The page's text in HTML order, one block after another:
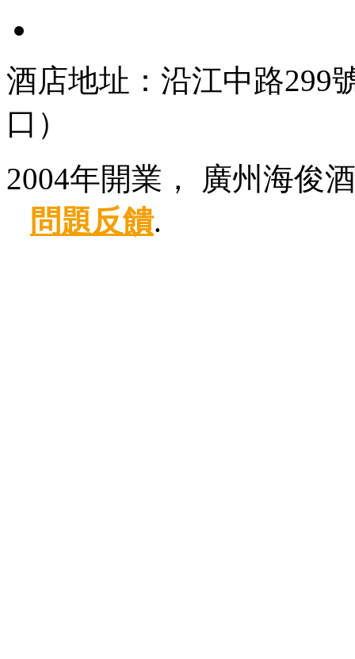
酒店地址：沿江中路299
口）
2004年開業， 廣州海俊
問題反饋.